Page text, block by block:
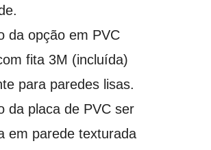
g
h
€
1
7
5
da opção em PVC
fita 3M (incluída)
para paredes lisas.
da placa de PVC ser
em parede texturada